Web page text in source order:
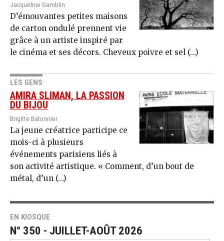
Jacqueline Gamblin
D’émouvantes petites maisons
de carton ondulé prennent vie
grâce à un artiste inspiré par
le cinéma et ses décors. Cheveux poivre et sel (…)
LES GENS
AMIRA SLIMAN, LA PASSION
DU BIJOU
Brigitte Batonnier
La jeune créatrice participe ce
mois-ci à plusieurs
événements parisiens liés à
son activité artistique. « Comment, d’un bout de
métal, d’un (…)
EN KIOSQUE
N° 350 - JUILLET-AOÛT 2026